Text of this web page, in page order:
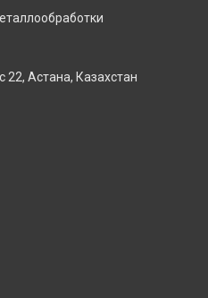
22, Астана, Казахстан